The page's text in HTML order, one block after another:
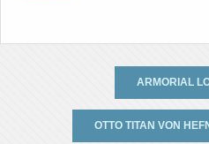
ARMORIAL
OTTO TITAN VON